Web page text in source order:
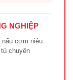
NGHIỆP
nấu cơm niêu.
chuyên